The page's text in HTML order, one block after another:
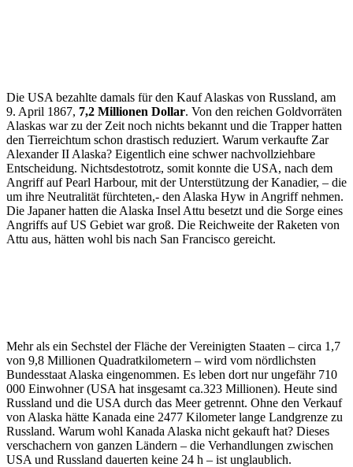
Die USA bezahlte damals für den Kauf Alaskas von Russland, am
9. April 1867, 7,2 Millionen Dollar. Von den reichen Goldvorräten
Alaskas war zu der Zeit noch nichts bekannt und die Trapper hatten
den Tierreichtum schon drastisch reduziert. Warum verkaufte Zar
Alexander II Alaska? Eigentlich eine schwer nachvollziehbare
Entscheidung. Nichtsdestotrotz, somit konnte die USA, nach dem
Angriff auf Pearl Harbour, mit der Unterstützung der Kanadier, – die
um ihre Neutralität fürchteten,- den Alaska Hyw in Angriff nehmen.
Die Japaner hatten die Alaska Insel Attu besetzt und die Sorge eines
Angriffs auf US Gebiet war groß. Die Reichweite der Raketen von
Attu aus, hätten wohl bis nach San Francisco gereicht.
Mehr als ein Sechstel der Fläche der Vereinigten Staaten – circa 1,7
von 9,8 Millionen Quadratkilometern – wird vom nördlichsten
Bundesstaat Alaska eingenommen. Es leben dort nur ungefähr 710
000 Einwohner (USA hat insgesamt ca.323 Millionen). Heute sind
Russland und die USA durch das Meer getrennt. Ohne den Verkauf
von Alaska hätte Kanada eine 2477 Kilometer lange Landgrenze zu
Russland. Warum wohl Kanada Alaska nicht gekauft hat? Dieses
verschachern von ganzen Ländern – die Verhandlungen zwischen
USA und Russland dauerten keine 24 h – ist unglaublich.